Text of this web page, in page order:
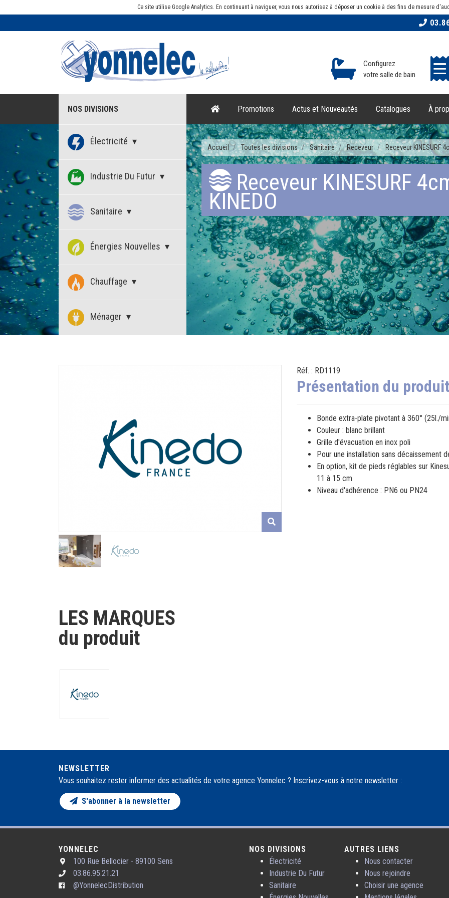
Ce site utilise Google Analytics. En continuant à naviguer, vous nous autorisez à déposer un cookie à des fins de mesure
Configurez
votre salle de bain
NOS DIVISIONS
Électricité
Industrie Du Futur
Sanitaire
Énergies Nouvelles
Chauffage
Ménager
Promotions Actus et Nouveautés Catalogues À
Accueil Toutes les divisions Sanitaire Receveur Receveur KINESURF
Receveur KINESURF
KINEDO
Réf. : RD1119
Présentation du produit
Bonde extra-plate pivotant à 360° (25l./
Couleur : blanc brillant
Grille d'évacuation en inox poli
Pour une installation sans décaissement
En option, kit de pieds réglables sur
11 à 15 cm
Niveau d'adhérence : PN6 ou PN24
LES MARQUES
du produit
NEWSLETTER
Vous souhaitez rester informer des actualités de votre agence Yonnelec ? Inscrivez-vous à notre newsletter :
S'abonner à la newsletter
YONNELEC
100 Rue Bellocier - 89100 Sens
03.86.95.21.21
@YonnelecDistribution
NOS DIVISIONS
Électricité
Industrie Du Futur
Sanitaire
AUTRES LIENS
Nous contacter
Nous rejoindre
Choisir une agence